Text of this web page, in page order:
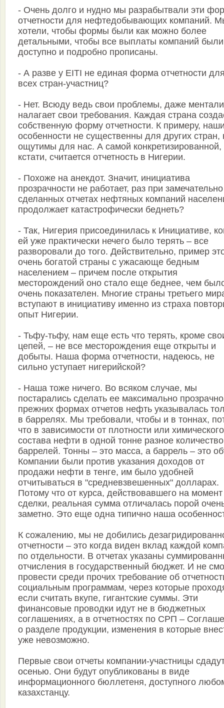
- Очень долго и нудно мы разрабытвали эти
отчетности для нефтедобывающих компаний.
хотели, чтобы формы были как можно более
детальными, чтобы все выплаты компаний были
доступно и подробно прописаны.
- А разве у EITI не единая форма отчетности
всех стран-участниц?
- Нет. Всюду ведь свои проблемы, даже
налагает свои требования. Каждая страна
собственную форму отчетности. К примеру,
особенности не существенны для других стран,
ощутимы для нас. А самой конкретизированной,
кстати, считается отчетность в Нигерии.
- Похоже на анекдот. Значит, инициатива
прозрачности не работает, раз при замечательно
сделанных отчетах нефтяных компаний
продолжает катастрофически беднеть?
- Так, Нигерия присоединилась к Инициативе,
ей уже практически нечего было терять – все
разворовали до того. Действительно, пример
очень богатой страны с ужасающе бедным
населением – причем после открытия
месторождений оно стало еще беднее, чем
очень показателен. Многие страны третьего
вступают в инициативу именно из страха
опыт Нигерии.
- Тьфу-тьфу, нам еще есть что терять, кроме
цепей, – не все месторождения еще открыты и
добыты. Наша форма отчетности, надеюсь, не
сильно уступает нигерийской?
- Наша тоже ничего. Во всяком случае, мы
постарались сделать ее максимально
прежних формах отчетов нефть указывалась
в баррелях. Мы требовали, чтобы и в тоннах,
что в зависимости от плотности или химического
состава нефти в одной тонне разное количество
баррелей. Тонны – это масса, а баррель – это
Компании были против указания доходов от
продажи нефти в тенге, им было удобней
отчитываться в "средневзвешенных" долларах.
Потому что от курса, действовавшего на момент
сделки, реальная сумма отличалась порой
заметно. Это еще одна типично наша
К сожалению, мы не добились
отчетности – это когда виден вклад каждой
по отдельности. В отчетах указаны
отчисления в государственный бюджет. И не
провести среди прочих требование об
социальным программам, через которые
если считать вкупе, гигантские суммы. Эти
финансовые проводки идут не в бюджетных
соглашениях, а в отчетностях по СРП –
о разделе продукции, изменения в которые
уже невозможно.
Первые свои отчеты компании-участницы
осенью. Они будут опубликованы в виде
информационного бюллетеня, доступного
казахстанцу.